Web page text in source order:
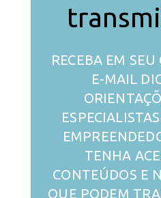
RECEBA EM
E-MAIL
TENHA
CONTEÚDOS E
QUE PODEM